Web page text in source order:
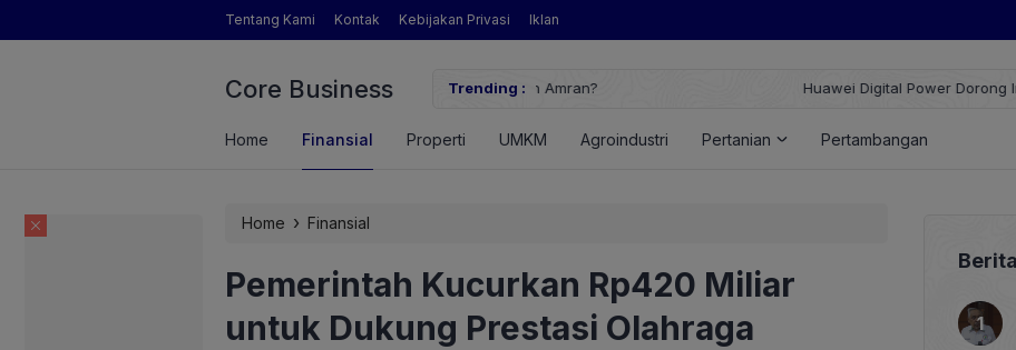
Tentang Kami Kontak Kebijakan Privasi Iklan
Core Business Trending :
Pertanian yang Dimaksud Mentan Amran?
Huawei Digital Power Dorong Indonesia Menuju Revolusi Energi
Home Finansial Properti UMKM Agroindustri Pertanian Pertambangan
Home › Finansial
Pemerintah Kucurkan Rp420 Miliar
untuk Dukung Prestasi Olahraga